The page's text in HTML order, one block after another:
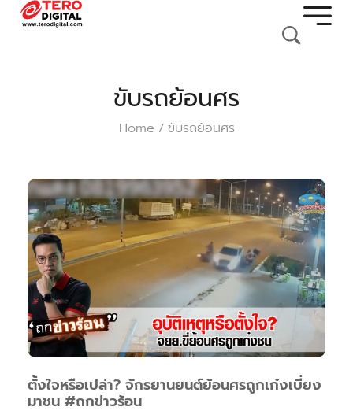
ขับรถย้อนศร
Home / ขับรถย้อนศร
ตั้งใจหรือเปล่า? จักรยานยนต์ย้อนศรถูกเก๋งเบี่ยง
มาชน #ถกข่าวร้อน